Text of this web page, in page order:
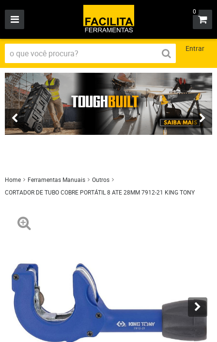
0
Entrar
Home Ferramentas Manuais
Outros
CORTADOR DE TUBO COBRE PORTÁTIL 8 ATE 28MM 7912-21 KING TONY